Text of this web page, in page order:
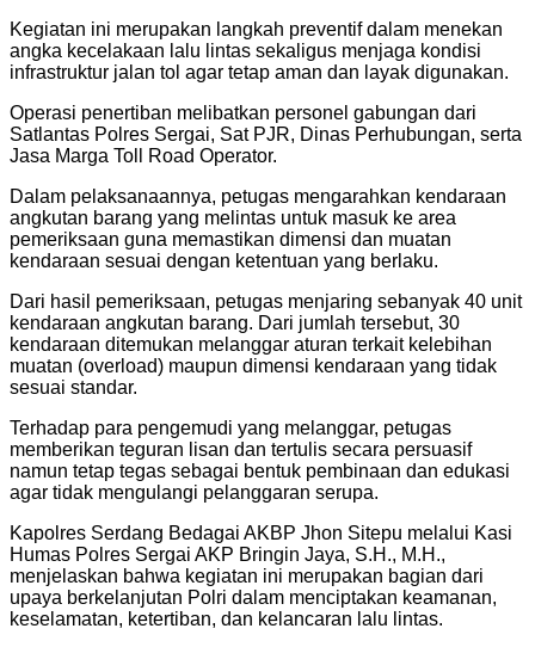
Kegiatan ini merupakan langkah preventif dalam menekan
angka kecelakaan lalu lintas sekaligus menjaga kondisi
infrastruktur jalan tol agar tetap aman dan layak digunakan.
Operasi penertiban melibatkan personel gabungan dari
Satlantas Polres Sergai, Sat PJR, Dinas Perhubungan, serta
Jasa Marga Toll Road Operator.
Dalam pelaksanaannya, petugas mengarahkan kendaraan
angkutan barang yang melintas untuk masuk ke area
pemeriksaan guna memastikan dimensi dan muatan
kendaraan sesuai dengan ketentuan yang berlaku.
Dari hasil pemeriksaan, petugas menjaring sebanyak 40 unit
kendaraan angkutan barang. Dari jumlah tersebut, 30
kendaraan ditemukan melanggar aturan terkait kelebihan
muatan (overload) maupun dimensi kendaraan yang tidak
sesuai standar.
Terhadap para pengemudi yang melanggar, petugas
memberikan teguran lisan dan tertulis secara persuasif
namun tetap tegas sebagai bentuk pembinaan dan edukasi
agar tidak mengulangi pelanggaran serupa.
Kapolres Serdang Bedagai AKBP Jhon Sitepu melalui Kasi
Humas Polres Sergai AKP Bringin Jaya, S.H., M.H.,
menjelaskan bahwa kegiatan ini merupakan bagian dari
upaya berkelanjutan Polri dalam menciptakan keamanan,
keselamatan, ketertiban, dan kelancaran lalu lintas.